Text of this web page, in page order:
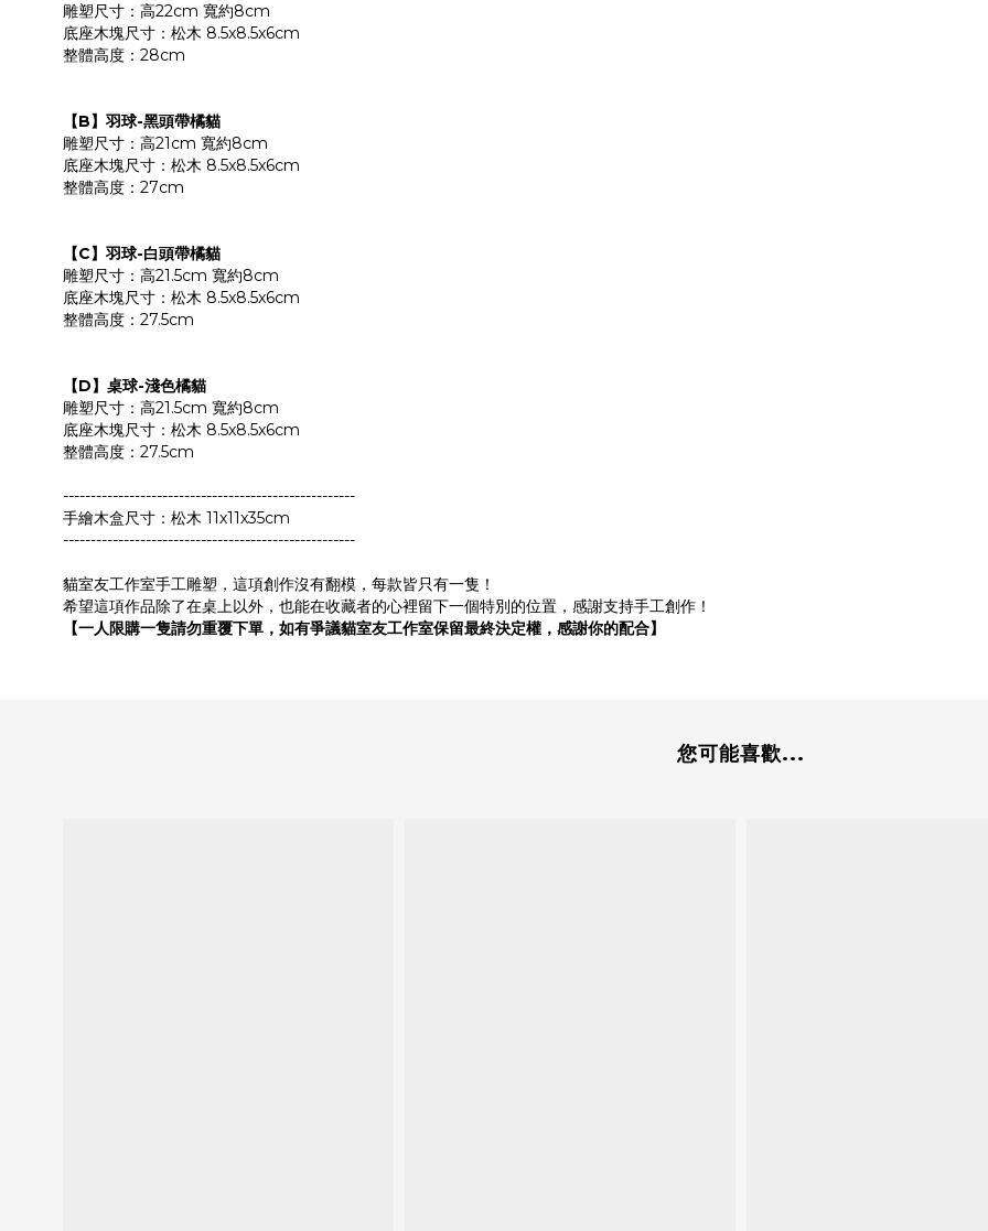
雕塑尺寸：高22cm 寬約8cm
底座木塊尺寸：松木 8.5x8.5x6cm
整體高度：28cm
【B】羽球-黑頭帶橘貓
雕塑尺寸：高21cm 寬約8cm
底座木塊尺寸：松木 8.5x8.5x6cm
整體高度：27cm
【C】羽球-白頭帶橘貓
雕塑尺寸：高21.5cm 寬約8cm
底座木塊尺寸：松木 8.5x8.5x6cm
整體高度：27.5cm
【D】桌球-淺色橘貓
雕塑尺寸：高21.5cm 寬約8cm
底座木塊尺寸：松木 8.5x8.5x6cm
整體高度：27.5cm
-----------------------------------------------------
手繪木盒尺寸：松木 11x11x35cm
-----------------------------------------------------
貓室友工作室手工雕塑，這項創作沒有翻模，每款皆只有一隻！
希望這項作品除了在桌上以外，也能在收藏者的心裡留下一個特別的位置，感謝支持手工創作！
【一人限購一隻請勿重覆下單，如有爭議貓室友工作室保留最終決定權，感謝你的配合】
您可能喜歡...